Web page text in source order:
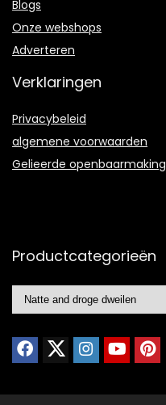
Blogs
Onze webshops
Adverteren
Verklaringen
Privacybeleid
algemene voorwaarden
Gelieerde openbaarmaking
Productcategorieën